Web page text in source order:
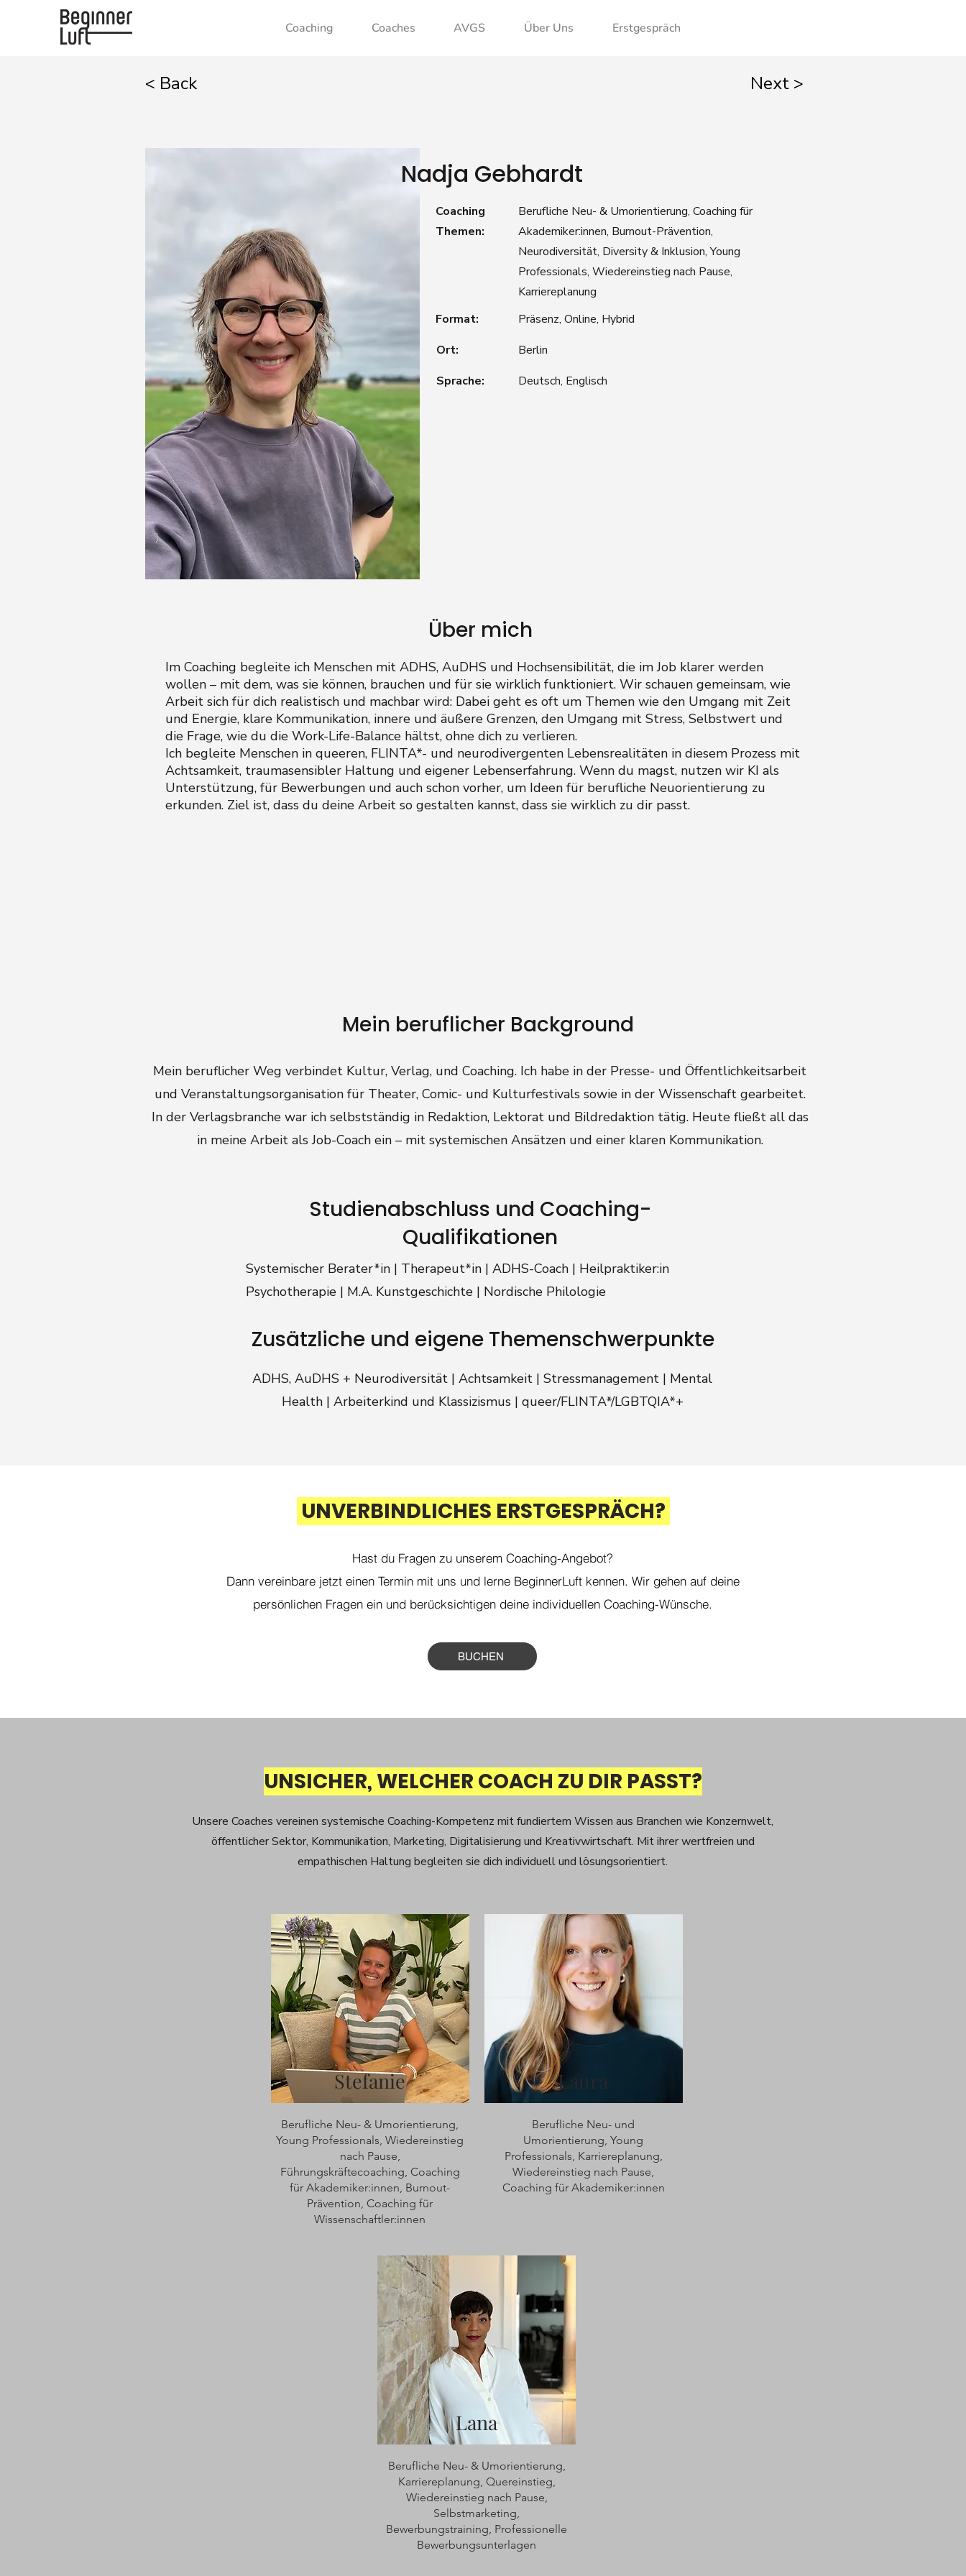
Coaching Coaches AVGS Über Uns Erstgespräch
< Back Next >
Nadja Gebhardt
Coaching
Themen:
Berufliche Neu- & Umorientierung, Coaching für
Akademiker:innen, Burnout-Prävention,
Neurodiversität, Diversity & Inklusion, Young
Professionals, Wiedereinstieg nach Pause,
Karriereplanung
Format:
Präsenz, Online, Hybrid
Ort:
Sprache:
Berlin
Deutsch, Englisch
Über mich
Im Coaching begleite ich Menschen mit ADHS, AuDHS und Hochsensibilität, die im Job klarer werden
wollen – mit dem, was sie können, brauchen und für sie wirklich funktioniert. Wir schauen gemeinsam, wie
Arbeit sich für dich realistisch und machbar wird: Dabei geht es oft um Themen wie den Umgang mit Zeit
und Energie, klare Kommunikation, innere und äußere Grenzen, den Umgang mit Stress, Selbstwert und
die Frage, wie du die Work-Life-Balance hältst, ohne dich zu verlieren.
Ich begleite Menschen in queeren, FLINTA*- und neurodivergenten Lebensrealitäten in diesem Prozess mit
Achtsamkeit, traumasensibler Haltung und eigener Lebenserfahrung. Wenn du magst, nutzen wir KI als
Unterstützung, für Bewerbungen und auch schon vorher, um Ideen für berufliche Neuorientierung zu
erkunden. Ziel ist, dass du deine Arbeit so gestalten kannst, dass sie wirklich zu dir passt.
Mein beruflicher Weg verbindet Kultur, Verlag, und Coaching. Ich habe in der Presse- und Öffentlichkeitsarbeit
und Veranstaltungsorganisation für Theater, Comic- und Kulturfestivals sowie in der Wissenschaft gearbeitet.
In der Verlagsbranche war ich selbstständig in Redaktion, Lektorat und Bildredaktion tätig. Heute fließt all das
in meine Arbeit als Job-Coach ein – mit systemischen Ansätzen und einer klaren Kommunikation.
Mein beruflicher Background
Studienabschluss und Coaching-
Qualifikationen
Systemischer Berater*in | Therapeut*in | ADHS-Coach | Heilpraktiker:in
Psychotherapie | M.A. Kunstgeschichte | Nordische Philologie
Zusätzliche und eigene Themenschwerpunkte
ADHS, AuDHS + Neurodiversität | Achtsamkeit | Stressmanagement | Mental
Health | Arbeiterkind und Klassizismus | queer/FLINTA*/LGBTQIA*+
UNVERBINDLICHES ERSTGESPRÄCH?
Hast du Fragen zu unserem Coaching-Angebot?
Dann vereinbare jetzt einen Termin mit uns und lerne BeginnerLuft kennen. Wir gehen auf deine
persönlichen Fragen ein und berücksichtigen deine individuellen Coaching-Wünsche.
BUCHEN
UNSICHER, WELCHER COACH ZU DIR PASST?
Unsere Coaches vereinen systemische Coaching-Kompetenz mit fundiertem Wissen aus Branchen wie Konzernwelt,
öffentlicher Sektor, Kommunikation, Marketing, Digitalisierung und Kreativwirtschaft. Mit ihrer wertfreien und
empathischen Haltung begleiten sie dich individuell und lösungsorientiert.
Stefanie
Berufliche Neu- & Umorientierung,
Young Professionals, Wiedereinstieg
nach Pause,
Führungskräftecoaching, Coaching
für Akademiker:innen, Burnout-
Prävention, Coaching für
Wissenschaftler:innen
Laura
Berufliche Neu- und
Umorientierung, Young
Professionals, Karriereplanung,
Wiedereinstieg nach Pause,
Coaching für Akademiker:innen
Lana
Berufliche Neu- & Umorientierung,
Karriereplanung, Quereinstieg,
Wiedereinstieg nach Pause,
Selbstmarketing,
Bewerbungstraining, Professionelle
Bewerbungsunterlagen